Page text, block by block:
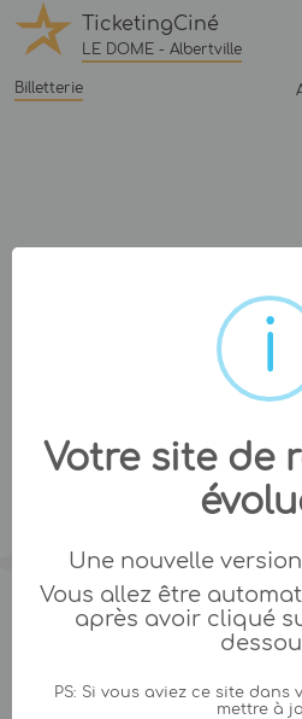
TicketingCiné
LE DOME - Albertville
Billetterie
Votre site de
Une nouvelle
Vous allez être
après avoir cliqué
PS: Si vous aviez ce site dans
mettre à